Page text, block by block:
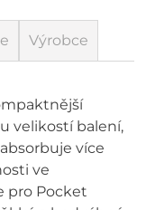
Výrobce
velikostí balení,
více
ve
pro Pocket